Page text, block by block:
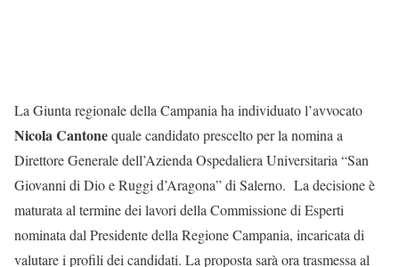
La Giunta regionale della Campania ha individuato l’avvocato
Nicola Cantonequale candidato prescelto per la nomina a
Direttore Generale dell’Azienda Ospedaliera Universitaria “San
Giovanni di Dio e Ruggi d’Aragona” di Salerno. La decisione è
maturata al termine dei lavori della Commissione di Esperti
nominata dal Presidente della Regione Campania, incaricata di
valutare i profili dei candidati. La proposta sarà ora trasmessa al